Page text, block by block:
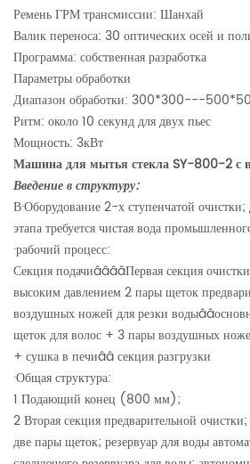
Ремень ГРМ трансмиссии: Шанхай
Валик переноса: 30 оптических осей и
Программа: собственная разработка
Параметры обработки
Диапазон обработки: 300*300---
Ритм: около 10 секунд для двух пьес
Мощность: 3кВт
Машина для мытья стекла SY-800-2с
Введение в структуру:
В·Оборудование 2-х ступенчатой ​​очистки;
этапа требуется чистая вода
·рабочий процесс:
Секция подачиââââПервая секция
высоким давлением 2 пары щеток
воздушных ножей для резки водыââ
щеток для волос + 3 пары воздушных
+ сушка в печиââсекция разгрузки
·Общая структура:
1 Подающий конец (800 мм);
2 Вторая секция предварительной
две пары щеток; резервуар для воды